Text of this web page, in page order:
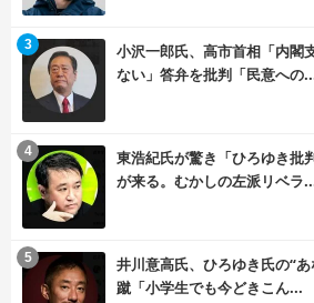
小沢一郎氏、高市首相「内閣
ない」答弁を批判「民意への
3
東浩紀氏が驚き「ひろゆき批
が来る。むかしの左派リベラ
4
井川意高氏、ひろゆき氏の“
蹴「小学生でも今どきこん...
5